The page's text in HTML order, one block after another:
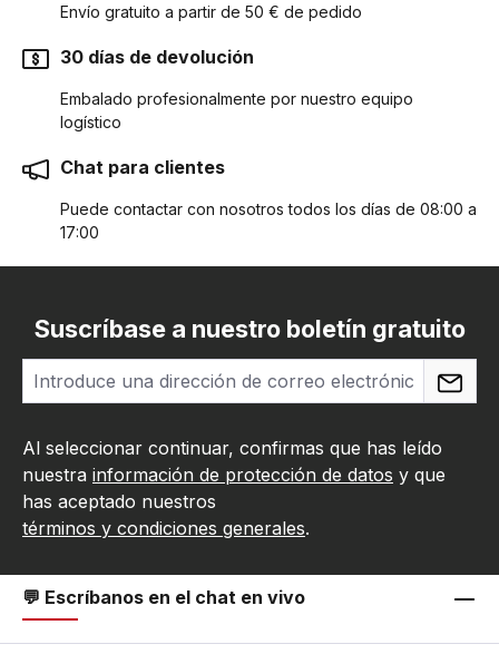
Envío gratuito a partir de 50 € de pedido
30 días de devolución
Embalado profesionalmente por nuestro equipo
logístico
Chat para clientes
Puede contactar con nosotros todos los días de 08:00 a
17:00
Suscríbase a nuestro boletín gratuito
Al seleccionar continuar, confirmas que has leído
nuestra información de protección de datos y que
has aceptado nuestros
términos y condiciones generales.
💬 Escríbanos en el chat en vivo